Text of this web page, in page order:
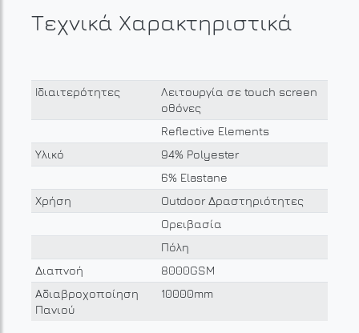
Τεχνικά Χαρακτηριστικά
Ιδιαιτερότητες
Λειτουργία σε touch screen
οθόνες
Reflective Elements
Υλικό
94% Polyester
6% Elastane
Χρήση
Outdoor Δραστηριότητες
Ορειβασία
Πόλη
Διαπνοή
8000GSM
Αδιαβροχοποίηση
Πανιού
10000mm